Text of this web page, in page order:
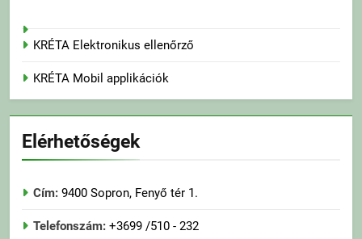
KRÉTA Elektronikus ellenőrző
KRÉTA Mobil applikációk
Elérhetőségek
Cím: 9400 Sopron, Fenyő tér 1.
Telefonszám: +3699 /510 - 232